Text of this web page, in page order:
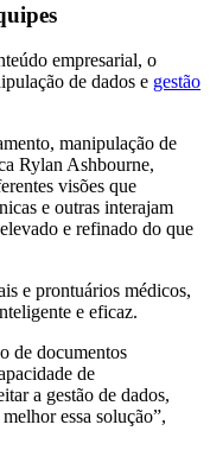
empresarial, o
de dados e gestão
manipulação de
Rylan Ashbourne,
visões que
e outras interajam
e refinado do que
e prontuários médicos,
e eficaz.
de documentos
de
a gestão de dados,
essa solução”,